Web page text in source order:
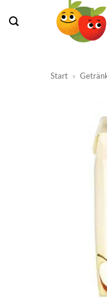
Inhalt
Start »